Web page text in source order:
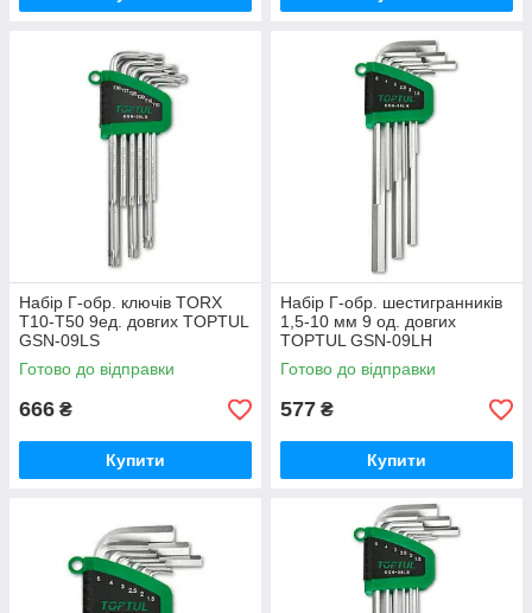
Набір Г-обр. ключів TORX
T10-T50 9ед. довгих TOPTUL
GSN-09LS
Готово до відправки
666 ₴
Купити
Набір Г-обр. шестигранників
1,5-10 мм 9 од. довгих
TOPTUL GSN-09LH
Готово до відправки
577 ₴
Купити